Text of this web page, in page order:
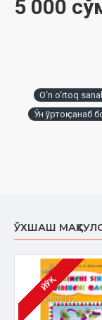
5 000
O‘n o‘rtoq
Ўн ўртоқ санаб
ЎХШАШ
ЙЎҚ